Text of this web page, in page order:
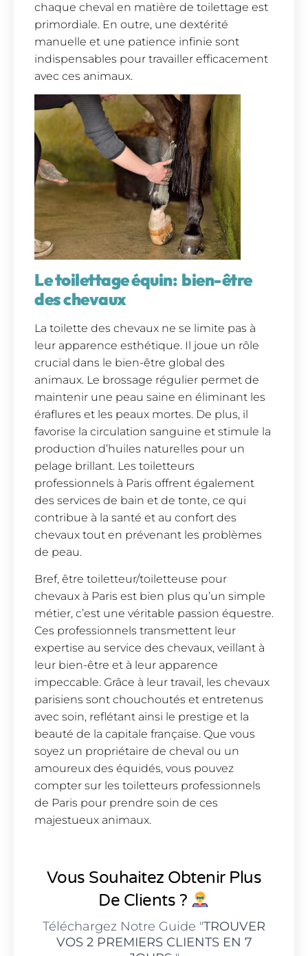
chaque cheval en matière de toilettage est
primordiale. En outre, une dextérité
manuelle et une patience infinie sont
indispensables pour travailler efficacement
avec ces animaux.
Le toilettage équin: bien-être
des chevaux
La toilette des chevaux ne se limite pas à
leur apparence esthétique. Il joue un rôle
crucial dans le bien-être global des
animaux. Le brossage régulier permet de
maintenir une peau saine en éliminant les
éraflures et les peaux mortes. De plus, il
favorise la circulation sanguine et stimule la
production d’huiles naturelles pour un
pelage brillant. Les toiletteurs
professionnels à Paris offrent également
des services de bain et de tonte, ce qui
contribue à la santé et au confort des
chevaux tout en prévenant les problèmes
de peau.
Bref, être toiletteur/toiletteuse pour
chevaux à Paris est bien plus qu’un simple
métier, c’est une véritable passion équestre.
Ces professionnels transmettent leur
expertise au service des chevaux, veillant à
leur bien-être et à leur apparence
impeccable. Grâce à leur travail, les chevaux
parisiens sont chouchoutés et entretenus
avec soin, reflétant ainsi le prestige et la
beauté de la capitale française. Que vous
soyez un propriétaire de cheval ou un
amoureux des équidés, vous pouvez
compter sur les toiletteurs professionnels
de Paris pour prendre soin de ces
majestueux animaux.
Vous Souhaitez Obtenir Plus
De Clients ?
Téléchargez Notre Guide "TROUVER
VOS 2 PREMIERS CLIENTS EN 7